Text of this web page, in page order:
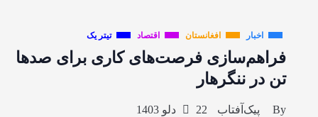
اخبار افغانستان اقتصاد تیتر یک
فراهم‌سازی فرصت‌های کاری برای صدها
تن در ننگرهار
By پیک‌آفتاب 22 دلو 1403